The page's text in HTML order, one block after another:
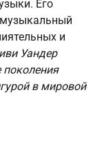
Его
музыкальный
и
Уандер
в мировой